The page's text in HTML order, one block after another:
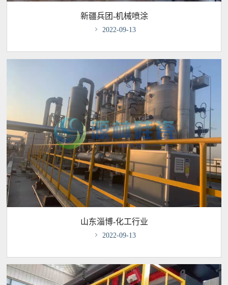
新疆兵团-机械喷涂
 2022-09-13
山东淄博-化工行业
 2022-09-13